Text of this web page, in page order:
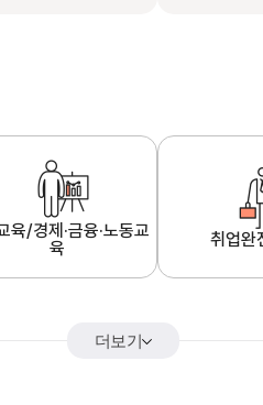
육/경제·금융·노동교
육
취업완
더보기